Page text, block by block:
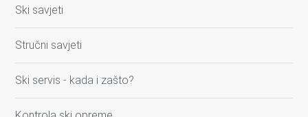
Ski savjeti
Stručni savjeti
Ski servis - kada i zašto?